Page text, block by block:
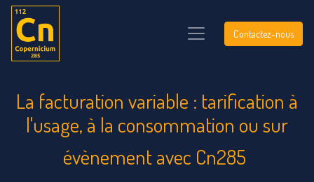
Contactez-nous
La facturation variable : tarification à
l'usage, à la consommation ou sur
évènement avec Cn285